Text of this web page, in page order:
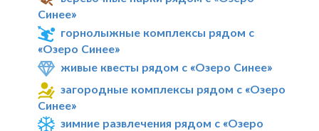
Синее»
горнолыжные комплексы рядом с
«Озеро Синее»
живые квесты рядом с «Озеро Синее»
загородные комплексы рядом с «Озеро
Синее»
зимние развлечения рядом с «Озеро